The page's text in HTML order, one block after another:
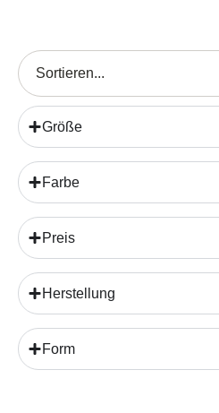
Größe
Farbe
Preis
Herstellung
Form